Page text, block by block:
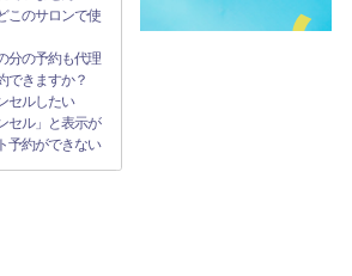
このサロンで使
分の予約も代理
できますか？
セルしたい
セル」と表示が
予約ができない